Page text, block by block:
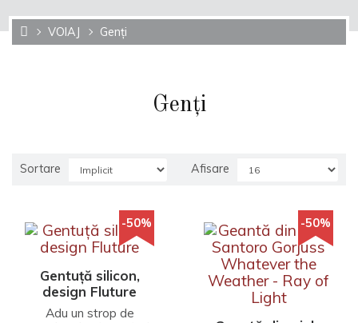
VOIAJ Genți
Genți
Sortare Afisare
-50%
Gentuță silicon,
design Fluture
Adu un strop de
-50%